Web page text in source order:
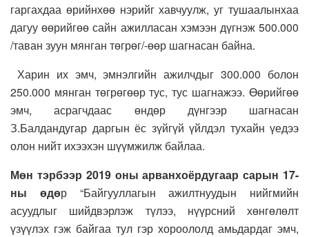
гаргахдаа өрийнхөө нэрийг хавчуулж, уг тушаалынхаа
дагуу өөрийгөө сайн ажилласан хэмээн дүгнэж 500.000
/таван зуун мянган төгрөг/-өөр шагнасан байна.
Харин их эмч, эмнэлгийн ажилчдыг 300.000 болон
250.000 мянган төгрөгөөр тус, тус шагнажээ. Өөрийгөө
эмч, асрагчдаас өндөр дүнгээр шагнасан
З.Балдандугар даргын ёс зүйгүй үйлдэл тухайн үедээ
олон нийт ихээхэн шүүмжилж байлаа.
Мөн тэрбээр 2019 оны арванхоёрдугаар сарын 17-
ны өдөр “Байгууллагын ажилтнуудын нийгмийн
асуудлыг шийдвэрлэж түлээ, нүүрсний хөнгөлөлт
үзүүлэх гэж байгаа тул гэр хороололд амьдардаг эмч,